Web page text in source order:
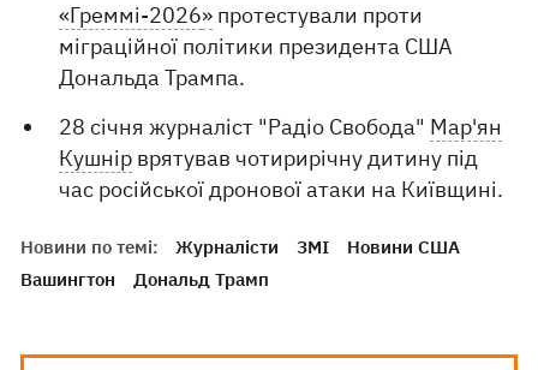
«Греммі-2026» протестували проти
міграційної політики президента США
Дональда Трампа.
28 січня журналіст "Радіо Свобода" Мар'ян
Кушнір врятував чотирирічну дитину під
час російської дронової атаки на Київщині.
Новини по темі: Журналісти ЗМІ
Новини США
Вашингтон
Дональд Трамп